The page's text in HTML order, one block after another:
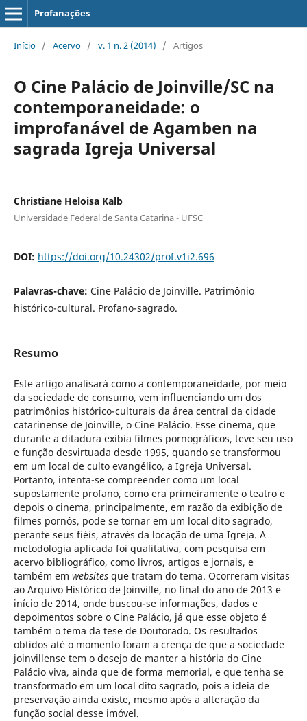
Profanações
Início / Acervo / v. 1 n. 2 (2014) / Artigos
O Cine Palácio de Joinville/SC na
contemporaneidade: o
improfanável de Agamben na
sagrada Igreja Universal
Christiane Heloisa Kalb
Universidade Federal de Santa Catarina - UFSC
DOI: https://doi.org/10.24302/prof.v1i2.696
Palavras-chave: Cine Palácio de Joinville. Patrimônio
histórico-cultural. Profano-sagrado.
Resumo
Este artigo analisará como a contemporaneidade, por meio
da sociedade de consumo, vem influenciando um dos
patrimônios histórico-culturais da área central da cidade
catarinense de Joinville, o Cine Palácio. Esse cinema, que
durante a ditadura exibia filmes pornográficos, teve seu uso
e função desvirtuada desde 1995, quando se transformou
em um local de culto evangélico, a Igreja Universal.
Portanto, intenta-se compreender como um local
supostamente profano, como era primeiramente o teatro e
depois o cinema, principalmente, em razão da exibição de
filmes pornôs, pode se tornar em um local dito sagrado,
perante seus fiéis, através da locação de uma Igreja. A
metodologia aplicada foi qualitativa, com pesquisa em
acervo bibliográfico, como livros, artigos e jornais, e
também em websitesque tratam do tema. Ocorreram visitas
ao Arquivo Histórico de Joinville, no final do ano de 2013 e
início de 2014, onde buscou-se informações, dados e
depoimentos sobre o Cine Palácio, já que esse objeto é
também o tema da tese de Doutorado. Os resultados
obtidos até o momento foram a crença de que a sociedade
joinvillense tem o desejo de manter a história do Cine
Palácio viva, ainda que de forma memorial, e que tenha se
transformado em um local dito sagrado, pois a ideia de
preservação ainda existe, mesmo após a alteração da
função social desse imóvel.